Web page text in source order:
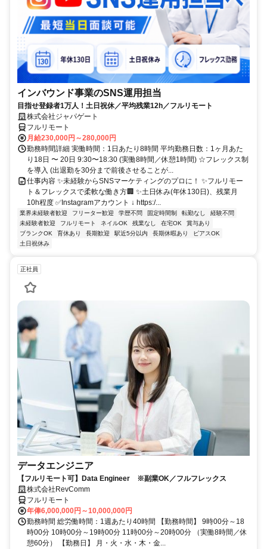
インバウンド事業のSNS運用担当
目指せ登録者1万人！土日祝休／平均残業12h／フルリモート
株式会社ジャパゲート
フルリモート
月給230,000円～280,000円
勤務時間詳細 実働時間：1日あたり8時間 平均勤務日数：1ヶ月あた
り18日 〜 20日 9:30〜18:30 (実働8時間／休憩1時間) ☆フレックス制
を導入 (出退勤を30分まで前後させることが...
仕事内容 ✨未経験からSNSマーケティングのプロに！ ✨フルリモー
ト＆フレックスで柔軟な働き方🏢 ✨土日休み(年休130日)、残業月
10h程度 ✅Instagramアカウント ↓ https:/...
業界未経験者歓迎 フリーター歓迎 学歴不問 固定時間制 転勤なし
経験不問
未経験者歓迎
フルリモート ネイルOK 残業なし 在宅OK
賞与あり
ブランクOK
育休あり 長期歓迎 駅近5分以内 長期休暇あり
ピアスOK
土日祝休み
正社員
データエンジニア
【フルリモート可】Data Engineer ※副業OK／フルフレックス
株式会社RevComm
フルリモート
年俸6,000,000円～10,000,000円
勤務時間 総労働時間：1週あたり40時間 【勤務時間】 9時00分～18
時00分 10時00分～19時00分 11時00分～20時00分 （実働8時間／休
憩60分） 【勤務日】 月・火・水・木・金...